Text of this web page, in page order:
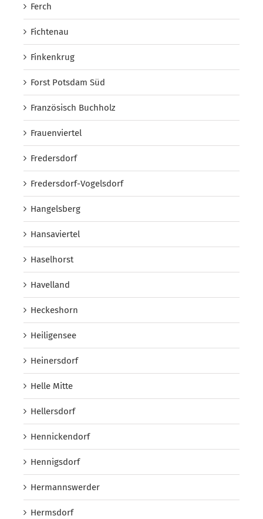
Ferch
Fichtenau
Finkenkrug
Forst Potsdam Süd
Französisch Buchholz
Frauenviertel
Fredersdorf
Fredersdorf-Vogelsdorf
Hangelsberg
Hansaviertel
Haselhorst
Havelland
Heckeshorn
Heiligensee
Heinersdorf
Helle Mitte
Hellersdorf
Hennickendorf
Hennigsdorf
Hermannswerder
Hermsdorf